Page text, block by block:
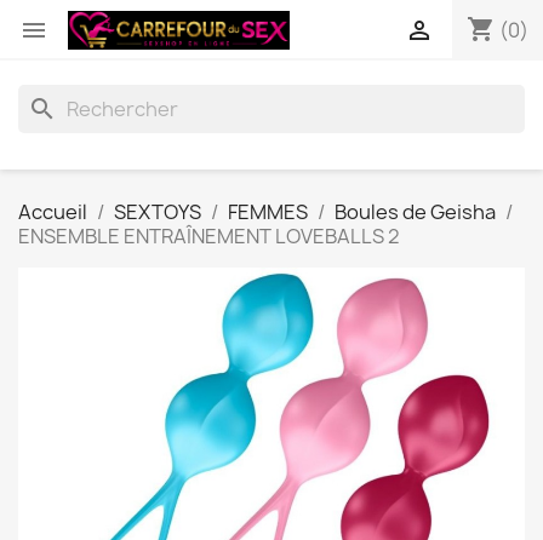
 shopping_cart (0)

search
Accueil SEXTOYS FEMMES
Boules de Geisha
ENSEMBLE ENTRAÎNEMENT LOVEBALLS 2